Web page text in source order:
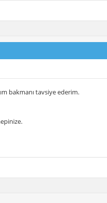
bakmanı tavsiye ederim.